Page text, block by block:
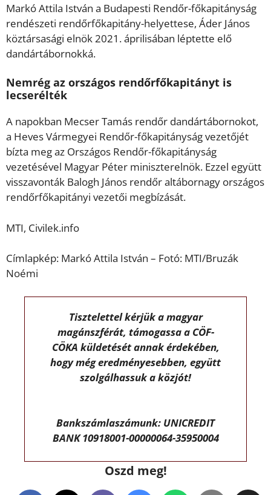
Markó Attila István a Budapesti Rendőr-főkapitányság
rendészeti rendőrfőkapitány-helyettese, Áder János
köztársasági elnök 2021. áprilisában léptette elő
dandártábornokká.
Nemrég az országos rendőrfőkapitányt is
lecserélték
A napokban Mecser Tamás rendőr dandártábornokot,
a Heves Vármegyei Rendőr-főkapitányság vezetőjét
bízta meg az Országos Rendőr-főkapitányság
vezetésével Magyar Péter miniszterelnök. Ezzel együtt
visszavonták Balogh János rendőr altábornagy országos
rendőrfőkapitányi vezetői megbízását.
MTI, Civilek.info
Címlapkép: Markó Attila István – Fotó: MTI/Bruzák
Noémi
Tisztelettel kérjük a magyar
magánszférát, támogassa a CÖF-
CÖKA küldetését annak érdekében,
hogy még eredményesebben, együtt
szolgálhassuk a közjót!
Bankszámlaszámunk: UNICREDIT
BANK 10918001-00000064-35950004
Oszd meg!